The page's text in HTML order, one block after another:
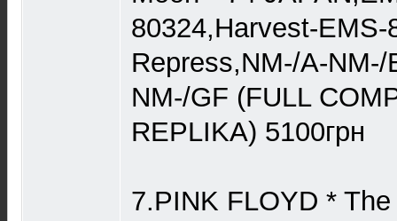
80324,Harvest-EMS-
Repress,NM-/A-NM-/
NM-/GF (FULL
REPLIKA) 5100грн
7.PINK FLOYD *